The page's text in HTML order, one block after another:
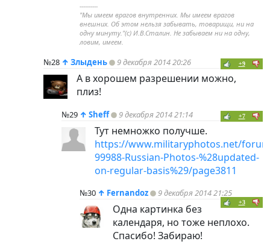
----------
"Мы имеем врагов внутренних. Мы имеем врагов
внешних. Об этом нельзя забывать, товарищи, ни на
одну минуту."(с) И.В.Сталин. Не забываем ни на одну,
ловим, имеем.
№28 ↑ Злыдень 9 декабря 2014 20:26 +9
А в хорошем разрешении можно,
плиз!
№29 ↑ Sheff 9 декабря 2014 21:14 +7
Тут немножко получше.
https://www.militaryphotos.net/
99988-Russian-Photos-%28updated-
on-regular-basis%29/page3811
№30 ↑ Fernandoz 9 декабря 2014 21:25
+3
Одна картинка без
календаря, но тоже неплохо.
Спасибо! Забираю!